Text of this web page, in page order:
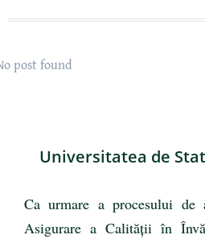
post found
Universitatea de
Ca urmare a procesului de
Asigurare a Calității în